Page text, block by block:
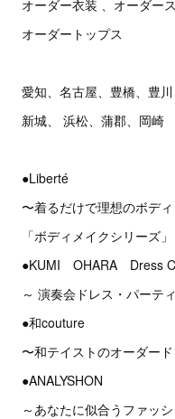
オーダー衣装 、オーダー
オーダートップス
愛知、名古屋、豊橋、豊川
新城、 浜松、蒲郡、岡崎
●Liberté
〜着るだけで理想のボディ
「ボディメイクシリーズ」
●KUMI OHARA Dress
～ 演奏会ドレス・パーテ
●和couture
〜和テイストのオーダー
●ANALYSHON
～あなたに似合うファッ